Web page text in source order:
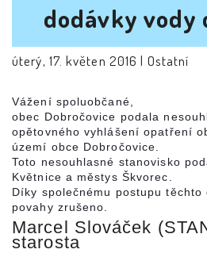
dodávky vody
úterý, 17. květen 2016 | Ostatní
Vážení spoluobčané,
obec Dobročovice podala
opětovného vyhlášení opatření
území obce Dobročovice.
Toto nesouhlasné stanovisko
Květnice a městys Škvorec.
Díky společnému postupu
povahy zrušeno.
Marcel Slováček
starosta